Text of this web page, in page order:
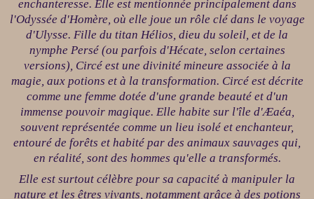
enchanteresse. Elle est mentionnée principalement dans
l'Odyssée d'Homère, où elle joue un rôle clé dans le voyage
d'Ulysse. Fille du titan Hélios, dieu du soleil, et de la
nymphe Persé (ou parfois d'Hécate, selon certaines
versions), Circé est une divinité mineure associée à la
magie, aux potions et à la transformation. Circé est décrite
comme une femme dotée d'une grande beauté et d'un
immense pouvoir magique. Elle habite sur l'île d'Æaéa,
souvent représentée comme un lieu isolé et enchanteur,
entouré de forêts et habité par des animaux sauvages qui,
en réalité, sont des hommes qu'elle a transformés.
Elle est surtout célèbre pour sa capacité à manipuler la
nature et les êtres vivants, notamment grâce à des potions